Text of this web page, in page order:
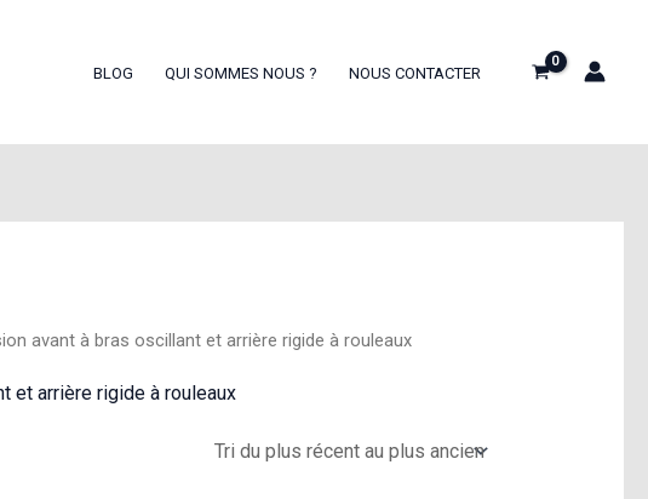
BLOG QUI SOMMES NOUS ? NOUS CONTACTER
avant à bras oscillant et arrière rigide à rouleaux
et arrière rigide à rouleaux